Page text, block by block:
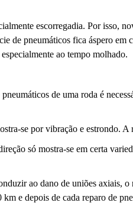
escorregadia. Por isso,
de pneumáticos fica áspero
ao tempo molhado.
de uma roda é
se por vibração e estrondo. A
só mostra-se em certa
ao dano de uniões axiais,
e depois de cada reparo de